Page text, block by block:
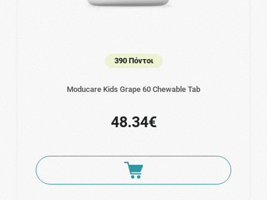
390 Πόντοι
Moducare Kids Grape 60 Chewable Tab
48.34€